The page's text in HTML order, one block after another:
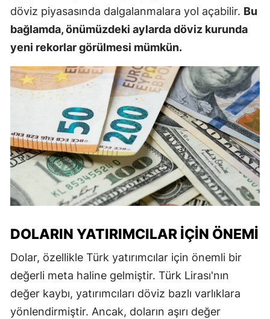
döviz piyasasında dalgalanmalara yol açabilir. Bu
bağlamda, önümüzdeki aylarda döviz kurunda
yeni rekorlar görülmesi mümkün.
DOLARIN YATIRIMCILAR İÇIN ÖNEMI
Dolar, özellikle Türk yatırımcılar için önemli bir
değerli meta haline gelmiştir. Türk Lirası'nın
değer kaybı, yatırımcıları döviz bazlı varlıklara
yönlendirmiştir. Ancak, doların aşırı değer